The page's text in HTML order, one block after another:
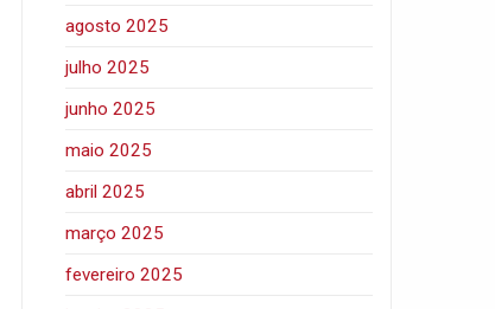
agosto 2025
julho 2025
junho 2025
maio 2025
abril 2025
março 2025
fevereiro 2025